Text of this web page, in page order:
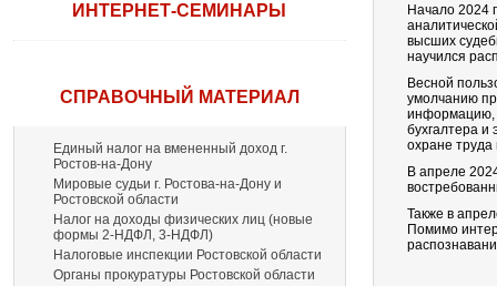
ИНТЕРНЕТ-СЕМИНАРЫ
СПРАВОЧНЫЙ МАТЕРИАЛ
Единый налог на вмененный доход г.
Ростов-на-Дону
Мировые судьи г. Ростова-на-Дону и
Ростовской области
Налог на доходы физических лиц (новые
формы 2-НДФЛ, 3-НДФЛ)
Налоговые инспекции Ростовской области
Органы прокуратуры Ростовской области
Начало 2024
высших
научился
Весной
умолчанию
информацию,
бухгалтера и
охране
В апреле
Также в
Помимо